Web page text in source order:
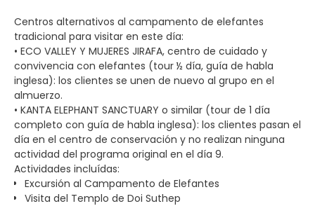
Centros alternativos al campamento de elefantes
tradicional para visitar en este día:
• ECO VALLEY Y MUJERES JIRAFA, centro de cuidado y
convivencia con elefantes (tour ½ día, guía de habla
inglesa): los clientes se unen de nuevo al grupo en el
almuerzo.
• KANTA ELEPHANT SANCTUARY o similar (tour de 1 día
completo con guía de habla inglesa): los clientes pasan el
día en el centro de conservación y no realizan ninguna
actividad del programa original en el día 9.
Actividades incluídas:
Excursión al Campamento de Elefantes
Visita del Templo de Doi Suthep